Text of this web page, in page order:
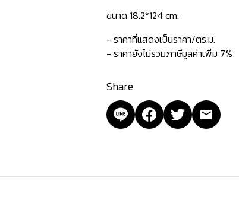
ขนาด 18.2*124 cm.
- ราคาที่แสดงเป็นราคา/ตร.ม.
- ราคายังไม่รวมภาษีมูลค่าเพิ่ม 7%
Share